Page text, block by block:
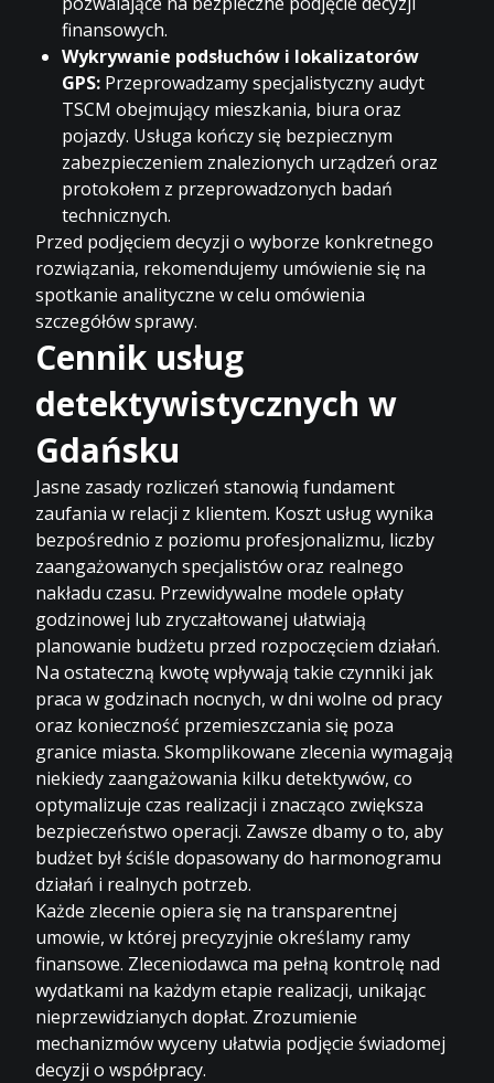
finansowych.
Wykrywanie podsłuchów i lokalizatorów
GPS: Przeprowadzamy specjalistyczny audyt
TSCM obejmujący mieszkania, biura oraz
pojazdy. Usługa kończy się bezpiecznym
zabezpieczeniem znalezionych urządzeń oraz
protokołem z przeprowadzonych badań
technicznych.
Przed podjęciem decyzji o wyborze konkretnego
rozwiązania, rekomendujemy umówienie się na
spotkanie analityczne w celu omówienia
szczegółów sprawy.
Cennik usług
detektywistycznych w
Gdańsku
Jasne zasady rozliczeń stanowią fundament
zaufania w relacji z klientem. Koszt usług wynika
bezpośrednio z poziomu profesjonalizmu, liczby
zaangażowanych specjalistów oraz realnego
nakładu czasu. Przewidywalne modele opłaty
godzinowej lub zryczałtowanej ułatwiają
planowanie budżetu przed rozpoczęciem działań.
Na ostateczną kwotę wpływają takie czynniki jak
praca w godzinach nocnych, w dni wolne od pracy
oraz konieczność przemieszczania się poza
granice miasta. Skomplikowane zlecenia wymagają
niekiedy zaangażowania kilku detektywów, co
optymalizuje czas realizacji i znacząco zwiększa
bezpieczeństwo operacji. Zawsze dbamy o to, aby
budżet był ściśle dopasowany do harmonogramu
działań i realnych potrzeb.
Każde zlecenie opiera się na transparentnej
umowie, w której precyzyjnie określamy ramy
finansowe. Zleceniodawca ma pełną kontrolę nad
wydatkami na każdym etapie realizacji, unikając
nieprzewidzianych dopłat. Zrozumienie
mechanizmów wyceny ułatwia podjęcie świadomej
decyzji o współpracy.